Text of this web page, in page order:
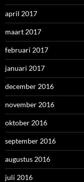
april 2017
maart 2017
februari 2017
januari 2017
december 2016
november 2016
oktober 2016
september 2016
augustus 2016
juli 2016